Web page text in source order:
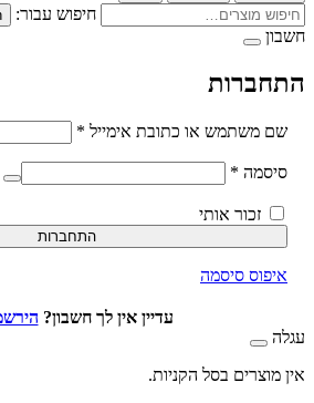
חיפוש עבור: Search
משתמש או כתובת אימייל*חובה
*חובה
זכור אותי
התחברות
סיסמה
עדיין אין לך חשבון?הירשמי כאן
בסל הקניות.